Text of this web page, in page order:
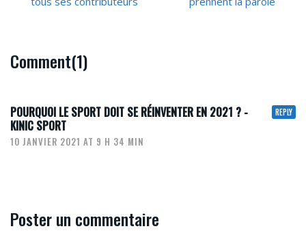
Comment(1)
REPLY
POURQUOI LE SPORT DOIT SE RÉINVENTER EN 2021 ? -
KINIC SPORT
10 JANVIER 2021 AT 9 H 34 MIN
Poster un commentaire